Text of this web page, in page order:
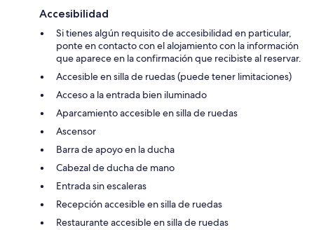
Accesibilidad
Si tienes algún requisito de accesibilidad en particular,
ponte en contacto con el alojamiento con la información
que aparece en la confirmación que recibiste al reservar.
Accesible en silla de ruedas (puede tener limitaciones)
Acceso a la entrada bien iluminado
Aparcamiento accesible en silla de ruedas
Ascensor
Barra de apoyo en la ducha
Cabezal de ducha de mano
Entrada sin escaleras
Recepción accesible en silla de ruedas
Restaurante accesible en silla de ruedas